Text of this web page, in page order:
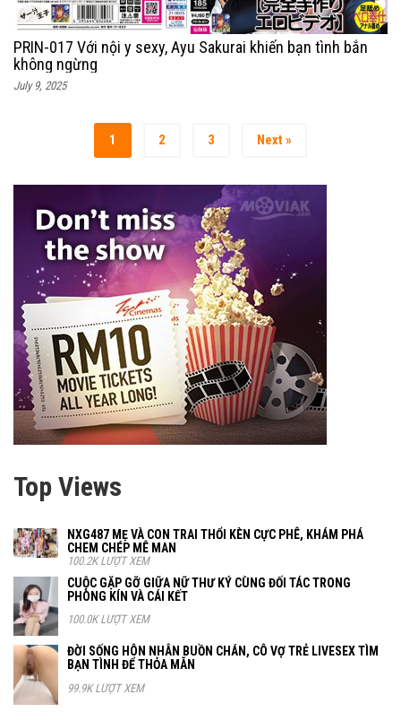
PRIN-017 Với nội y sexy, Ayu Sakurai khiến bạn tình bắn
không ngừng
July 9, 2025
1 2 3 Next »
Top Views
NXG487 MẸ VÀ CON TRAI THỔI KÈN CỰC PHÊ, KHÁM PHÁ
CHEM CHÉP MÊ MAN
100.2K LƯỢT XEM
CUỘC GẶP GỠ GIỮA NỮ THƯ KÝ CÙNG ĐỐI TÁC TRONG
PHÒNG KÍN VÀ CÁI KẾT
100.0K LƯỢT XEM
ĐỜI SỐNG HÔN NHÂN BUỒN CHÁN, CÔ VỢ TRẺ LIVESEX TÌM
BẠN TÌNH ĐỂ THỎA MÃN
99.9K LƯỢT XEM